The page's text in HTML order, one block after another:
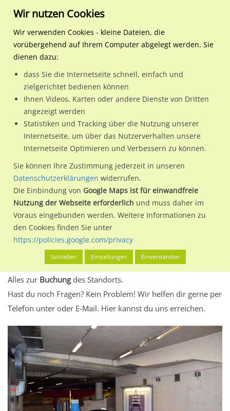
Regionale Plakatwerbung Baden-Württemberg
Stuttgart, Landeshauptstadt
Theodor-Heuss-Str/PH
Nutze günstige Werbemöglichkeiten am Standort Theodor-
Heuss-Str/PH Kleiner Schlossplatz/Einf Theodor-Heussim
Ortsteil Mitte)in Stuttgart, Landeshauptstadt.
Wir erheben für jede unserer Werbeflächen individuelle und
aktuelleStandortinformationenundLeistungswerte. Damit
kannst du dich schon vor der Buchung im Detail über den
Standort, seine Reichweite und Werbewirkung sowie
eventuelle Beschränkungen in den zugelassenen
Werbeinhalten informieren.
Alles klar? Dann findest du direkt im unteren Teil dieser Seite
Alles zur Buchungdes Standorts.
Hast du noch Fragen? Kein Problem! Wir helfen dir gerne per
Telefon unter oder E-Mail. Hier kannst du uns erreichen.
Wir nutzen Cookies
Wir verwenden Cookies - kleine Dateien, die
vorübergehend auf Ihrem Computer abgelegt werden. Sie
dienen dazu:
dass Sie die Internetseite schnell, einfach und
zielgerichtet bedienen können
Ihnen Videos, Karten oder andere Dienste von Dritten
angezeigt werden
Statistiken und Tracking über die Nutzung unserer
Internetseite, um über das Nutzerverhalten unsere
Internetseite Optimieren und Verbessern zu können.
Sie können Ihre Zustimmung jederzeit in unseren
Datenschutzerklärungen widerrufen.
Die Einbindung von Google Maps ist für einwandfreie
Nutzung der Webseite erforderlich und muss daher im
Voraus eingebunden werden. Weitere Informationen zu
den Cookies finden Sie unter
https://policies.google.com/privacy
Schließen Einstellungen Einverstanden